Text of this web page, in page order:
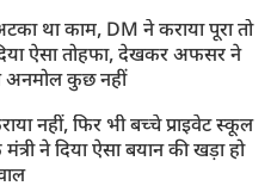
था काम, DM ने कराया पूरा तो
ऐसा तोहफा, देखकर अफसर ने
कुछ नहीं
नहीं, फिर भी बच्चे प्राइवेट स्कूल
ने दिया ऐसा बयान की खड़ा हो